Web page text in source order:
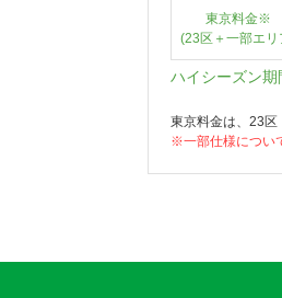
東京料金※
(23区＋一部エリ
ハイシーズン
東京料金は、23区
※一部仕様につい